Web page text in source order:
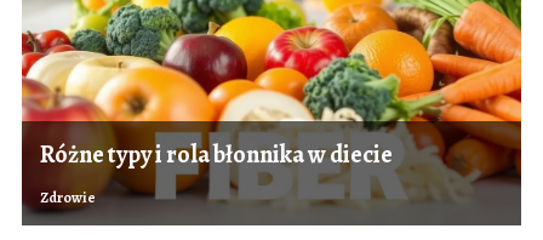
Różne typy i rola błonnika w diecie
Zdrowie